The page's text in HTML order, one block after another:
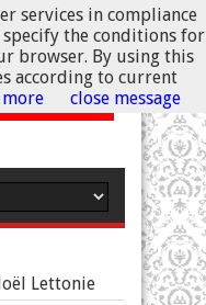
Lettonie
services in compliance
the conditions for
browser. By using this
according to current
close message